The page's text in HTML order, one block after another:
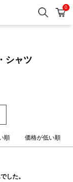
検索 カ
0
シャツ
順 価格が低い順
した。